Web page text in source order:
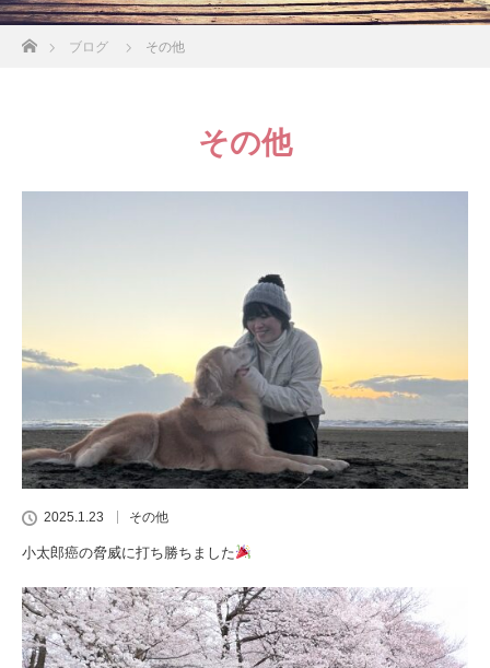
ホームブログ その他
その他
2025.1.23 その他
小太郎癌の脅威に打ち勝ちました